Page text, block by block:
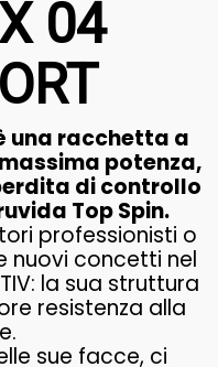
04
una racchetta a
potenza,
di controllo
Top Spin.
professionisti o
nuovi concetti nel
la sua struttura
resistenza alla
sue facce, ci